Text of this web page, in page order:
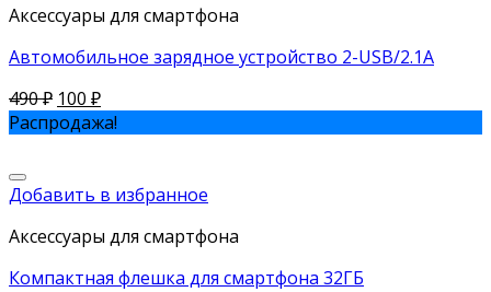
Аксессуары для смартфона
Автомобильное зарядное устройство 2-USB/2.1A
490₽ 100 ₽
Распродажа!
Добавить в избранное
Аксессуары для смартфона
Компактная флешка для смартфона 32ГБ